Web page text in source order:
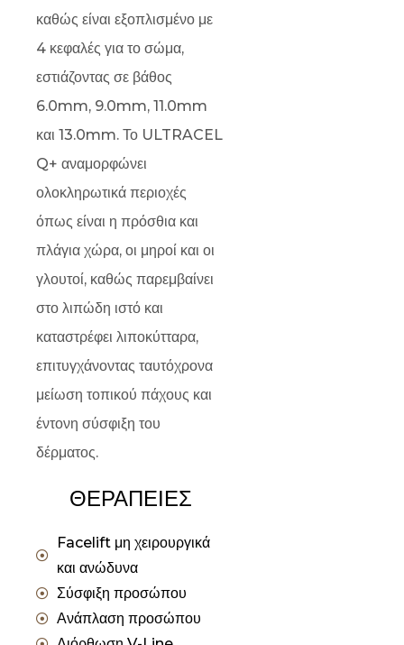
καθώς είναι εξοπλισμένο με
4 κεφαλές για το σώμα,
εστιάζοντας σε βάθος
6.0mm, 9.0mm, 11.0mm
και 13.0mm. Το ULTRACEL
Q+ αναμορφώνει
ολοκληρωτικά περιοχές
όπως είναι η πρόσθια και
πλάγια χώρα, οι μηροί και οι
γλουτοί, καθώς παρεμβαίνει
στο λιπώδη ιστό και
καταστρέφει λιποκύτταρα,
επιτυγχάνοντας ταυτόχρονα
μείωση τοπικού πάχους και
έντονη σύσφιξη του
δέρματος.
ΘΕΡΑΠΕΙΕΣ
Facelift μη χειρουργικά
και ανώδυνα
Σύσφιξη προσώπου
Ανάπλαση προσώπου